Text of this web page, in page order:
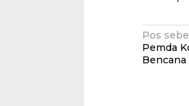
pos
Pos
Pemda